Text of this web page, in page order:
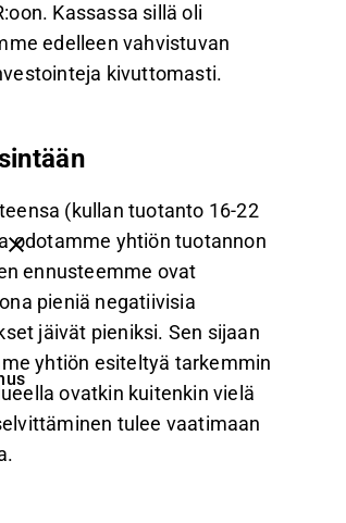
Kassassa sillä oli
edelleen vahvistuvan
kivuttomasti.
(kullan tuotanto 16-22
odotamme yhtiön tuotannon
ennusteemme ovat
pieniä negatiivisia
jäivät pieniksi. Sen sijaan
yhtiön esiteltyä tarkemmin
ovatkin kuitenkin vielä
tulee vaatimaan